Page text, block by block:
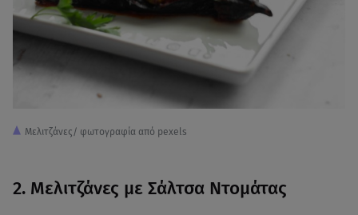
Μελιτζάνες/ φωτογραφία από pexels
2. Μελιτζάνες με Σάλτσα Ντομάτας